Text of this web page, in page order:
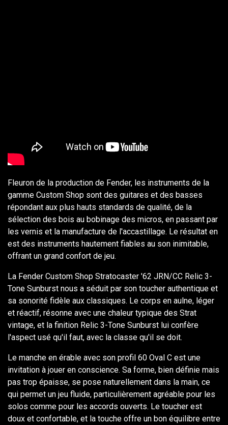
Fleuron de la production de Fender, les instruments de la
gamme Custom Shop sont des guitares et des basses
répondant aux plus hauts standards de qualité, de la
sélection des bois au bobinage des micros, en passant par
les vernis et la manufacture de l'accastillage. Le résultat en
est des instruments hautement fiables au son inimitable,
offrant un grand confort de jeu.
La Fender Custom Shop Stratocaster '62 JRN/CC Relic 3-
Tone Sunburst nous a séduit par son toucher authentique et
sa sonorité fidèle aux classiques. Le corps en aulne, léger
et réactif, résonne avec une chaleur typique des Strat
vintage, et la finition Relic 3-Tone Sunburst lui confère
l'aspect usé qu'il faut, avec la classe qu'il se doit.
Le manche en érable avec son profil 60 Oval C est une
invitation à jouer en conscience. Sa forme, bien définie mais
pas trop épaisse, se pose naturellement dans la main, ce
qui permet un jeu fluide, particulièrement agréable pour les
solos comme pour les accords ouverts. Le toucher est
doux et confortable, et la touche offre un bon équilibre entre